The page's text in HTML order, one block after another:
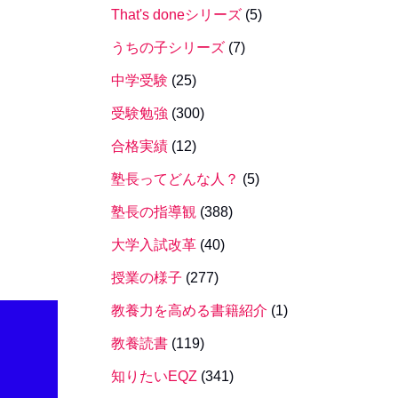
That's doneシリーズ (5)
うちの子シリーズ (7)
中学受験 (25)
受験勉強 (300)
合格実績 (12)
塾長ってどんな人？ (5)
塾長の指導観 (388)
大学入試改革 (40)
授業の様子 (277)
教養力を高める書籍紹介 (1)
教養読書 (119)
知りたいEQZ (341)